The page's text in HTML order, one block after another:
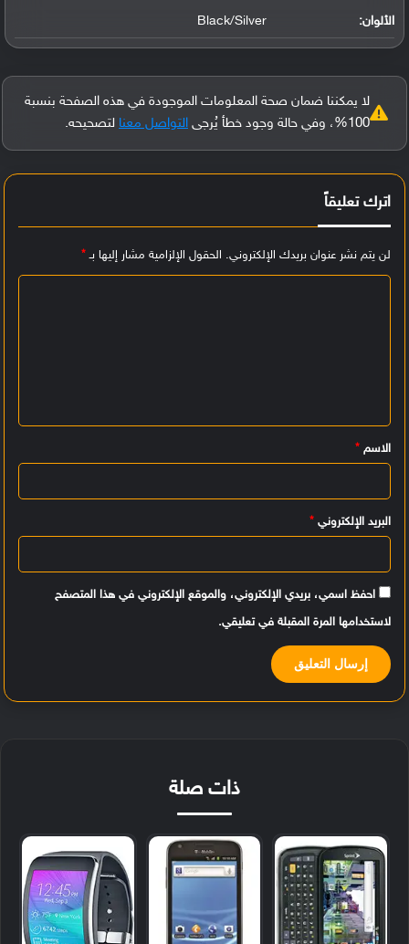
الألوان: Black/Silver
لا يمكننا ضمان صحة المعلومات الموجودة في هذه الصفحة بنسبة
100%، وفي حالة وجود خطأ يُرجى
التواصل معنا لتصحيحه.
اترك تعليقاً
لن يتم نشر عنوان بريدك الإلكتروني. الحقول الإلزامية مشار إليها بـ*
ي
ق
الاسم *
البريد الإلكتروني *
احفظ اسمي، بريدي الإلكتروني، والموقع الإلكتروني في هذا المتصفح
لاستخدامها المرة المقبلة في تعليقي.
ذات صلة